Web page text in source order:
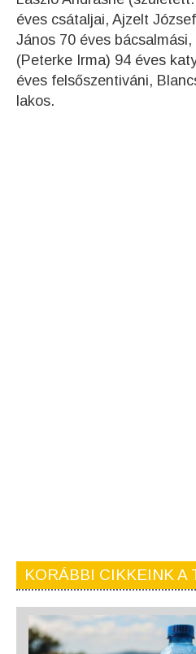
éves csátaljai, Ajzelt
János 70 éves
(Peterke Irma) 94 éves
éves felsőszentiváni,
lakos.
KORÁBBI CIKKEINK A